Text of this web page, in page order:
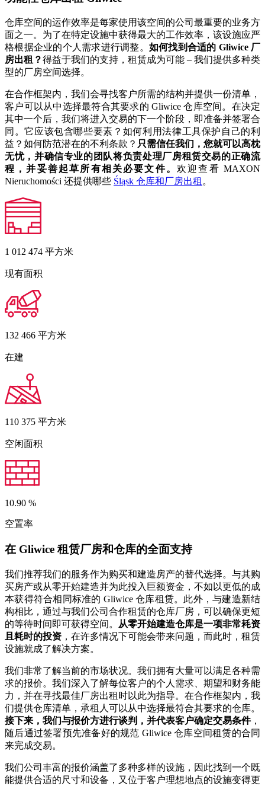
仓库空间的运作效率是每家使用该空间的公司最重要的业务方
面之一。为了在特定设施中获得最大的工作效率，该设施应严
格根据企业的个人需求进行调整。 如何找到合适的 Gliwice 厂
房出租？得益于我们的支持，租赁成为可能 – 我们提供多种类
型的厂房空间选择。
在合作框架内，我们会寻找客户所需的结构并提供一份清单，
客户可以从中选择最符合其要求的 Gliwice 仓库空间。在决定
其中一个后，我们将进入交易的下一个阶段，即准备并签署合
同。它应该包含哪些要素？如何利用法律工具保护自己的利
益？如何防范潜在的不利条款？ 只需信任我们，您就可以高枕
无忧，并确信专业的团队将负责处理厂房租赁交易的正确流
程，并妥善起草所有相关必要文件。欢迎查看 MAXON
Nieruchomości 还提供哪些 Śląsk 仓库和厂房出租 。
1 012 474 平方米
现有面积
132 466 平方米
在建
110 375 平方米
空闲面积
10.90 %
空置率
在 Gliwice 租赁厂房和仓库的全面支持
我们推荐我们的服务作为购买和建造房产的替代选择。与其购
买房产或从零开始建造并为此投入巨额资金，不如以更低的成
本获得符合相同标准的 Gliwice 仓库租赁。此外，与建造新结
构相比，通过与我们公司合作租赁的仓库厂房，可以确保更短
的等待时间即可获得空间。
从零开始建造仓库是一项非常耗资
且耗时的投资 ，在许多情况下可能会带来问题，而此时，租赁
设施就成了解决方案。
我们非常了解当前的市场状况。我们拥有大量可以满足各种需
求的报价。我们深入了解每位客户的个人需求、期望和财务能
力，并在寻找最佳厂房出租时以此为指导。在合作框架内，我
们提供仓库清单，承租人可以从中选择最符合其要求的仓库。
接下来，我们与报价方进行谈判，并代表客户确定交易条件，
随后通过签署预先准备好的规范 Gliwice 仓库空间租赁的合同
来完成交易。
我们公司丰富的报价涵盖了多种多样的设施，因此找到一个既
能提供合适的尺寸和设备，又位于客户理想地点的设施变得更